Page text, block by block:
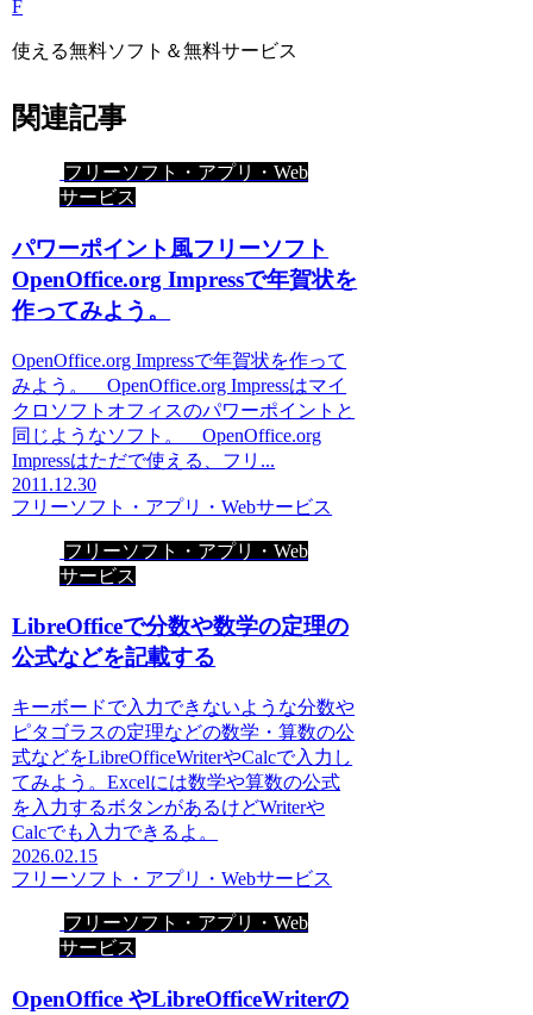
F
使える無料ソフト＆無料サービス
関連記事
フリーソフト・アプリ・Web
サービス
パワーポイント風フリーソフト
OpenOffice.org Impressで年賀状を
作ってみよう。
OpenOffice.org Impressで年賀状を作って
みよう。 OpenOffice.org Impressはマイ
クロソフトオフィスのパワーポイントと
同じようなソフト。 OpenOffice.org
Impressはただで使える、フリ...
2011.12.30
フリーソフト・アプリ・Webサービス
フリーソフト・アプリ・Web
サービス
LibreOfficeで分数や数学の定理の
公式などを記載する
キーボードで入力できないような分数や
ピタゴラスの定理などの数学・算数の公
式などをLibreOfficeWriterやCalcで入力し
てみよう。Excelには数学や算数の公式
を入力するボタンがあるけどWriterや
Calcでも入力できるよ。
2026.02.15
フリーソフト・アプリ・Webサービス
フリーソフト・アプリ・Web
サービス
OpenOffice やLibreOfficeWriterの